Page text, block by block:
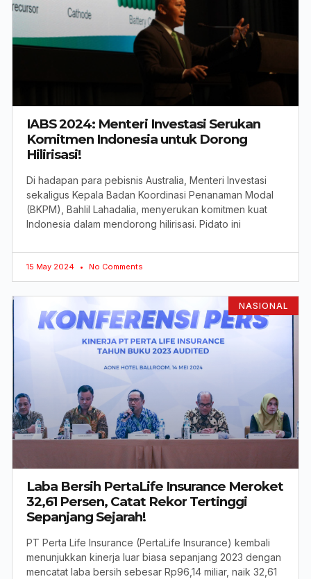
IABS 2024: Menteri Investasi Serukan
Komitmen Indonesia untuk Dorong
Hilirisasi!
Di hadapan para pebisnis Australia, Menteri Investasi
sekaligus Kepala Badan Koordinasi Penanaman Modal
(BKPM), Bahlil Lahadalia, menyerukan komitmen kuat
Indonesia dalam mendorong hilirisasi. Pidato ini
15 May 2024 No Comments
NASIONAL
Laba Bersih PertaLife Insurance Meroket
32,61 Persen, Catat Rekor Tertinggi
Sepanjang Sejarah!
PT Perta Life Insurance (PertaLife Insurance) kembali
menunjukkan kinerja luar biasa sepanjang 2023 dengan
mencatat laba bersih sebesar Rp96,14 miliar, naik 32,61